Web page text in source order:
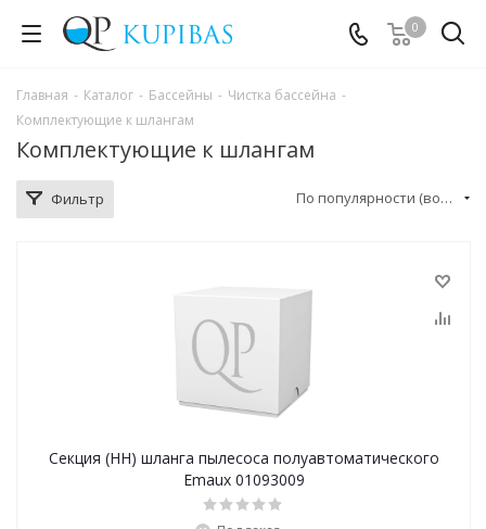
0
Главная - Каталог - Бассейны - Чистка бассейна -
Комплектующие к шлангам
Комплектующие к шлангам
Фильтр По популярности (возрастание)
Секция (HH) шланга пылесоса полуавтоматического
Emaux 01093009